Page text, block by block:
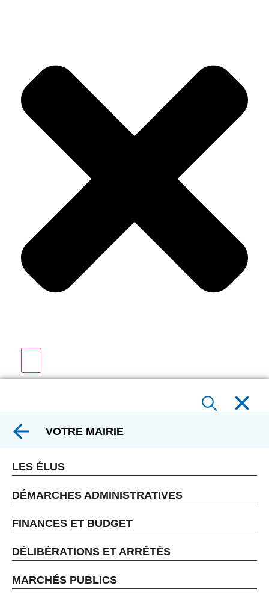
VOTRE MAIRIE
LES ÉLUS
DÉMARCHES ADMINISTRATIVES
FINANCES ET BUDGET
DÉLIBÉRATIONS ET ARRÊTÉS
MARCHÉS PUBLICS